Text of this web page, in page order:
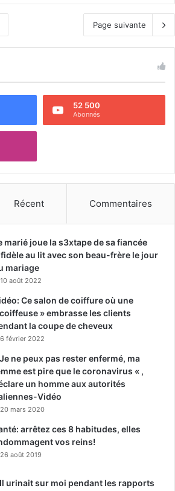
Page suivante
52 500
Abonnés
Récent Commentaires
marié joue la s3xtape de sa fiancée
au lit avec son beau-frère le jour
mariage
10 août 2022
Ce salon de coiffure où une
» embrasse les clients
la coupe de cheveux
6 février 2022
ne peux pas rester enfermé, ma
est pire que le coronavirus « ,
un homme aux autorités
Vidéo
20 mars 2020
arrêtez ces 8 habitudes, elles
vos reins!
26 août 2019
urinait sur moi pendant les rapports